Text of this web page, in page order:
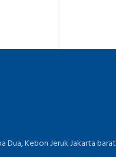
Dua, Kebon Jeruk Jakarta barat